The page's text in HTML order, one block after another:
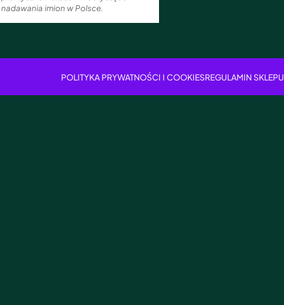
nadawania imion w Polsce.
POLITYKA PRYWATNOŚCI I COOKIESREGULAMIN SKLEPU